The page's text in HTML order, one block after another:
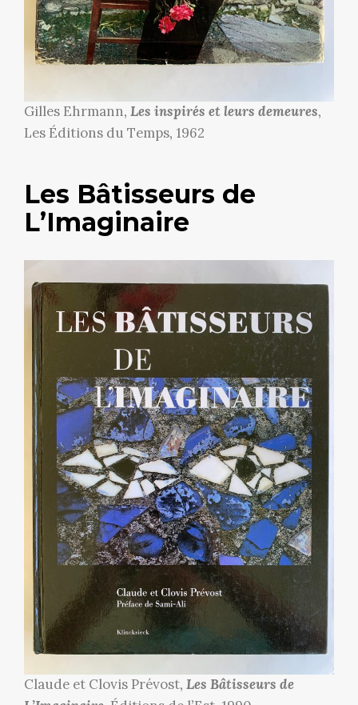
Gilles Ehrmann, Les inspirés et leurs demeures,
Les Éditions du Temps, 1962
Les Bâtisseurs de
L’Imaginaire
Claude et Clovis Prévost, Les Bâtisseurs de